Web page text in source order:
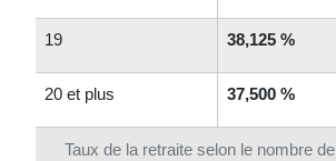
Taux de la retraite selon le nombre de
19 38,125 %
20 et plus 37,500 %